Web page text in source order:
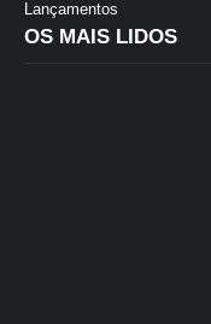
Lançamentos
OS MAIS LIDOS